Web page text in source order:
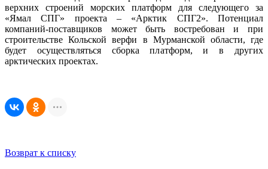
верхних строений морских платформ для следующего за
«Ямал СПГ» проекта – «Арктик СПГ2». Потенциал
компаний-поставщиков может быть востребован и при
строительстве Кольской верфи в Мурманской области, где
будет осуществляться сборка платформ, и в других
арктических проектах.
Возврат к списку